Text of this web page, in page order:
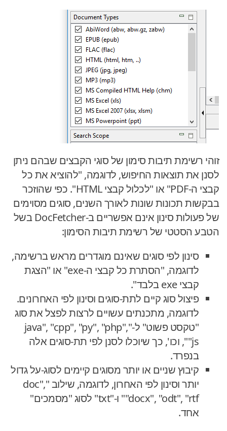
זוהי רשימת תיבות סימון של סוגי הקבצים שבהם ניתן
לסנן את תוצאות החיפוש, לדוגמה, "להוציא את כל
קבצי ה-PDF" או "לכלול קבצי HTML". כפי שהוזכר
בבקשות תכונות שונות לאורך השנים, סוגים מסוימים
של פעולות סינון אינם אפשריים ב-DocFetcher בשל
הטבע הסטטי של רשימת תיבות הסימון:
סינון לפי סוגים שאינם מוגדרים מראש ברשימה,
לדוגמה, "הסתרת כל קבצי ה-exe" או "הצגת
קבצי exe בלבד".
פיצול סוג קיים לתת-סוגים וסינון לפי האחרונים.
לדוגמה, מתכנתים עשויים לרצות לפצל את סוג
"טקסט פשוט" ל-"java", "cpp", "py", "php",
"js", וכו', כך שיוכלו לסנן לפי תת-סוגים אלה
בנפרד.
קיבוץ שניים או יותר מסוגים קיימים לסוג-על גדול
יותר וסינון לפי האחרון, לדוגמה, שילוב "doc",
"docx", "odt", "rtf" ו-"txt" לסוג "מסמכים"
אחד.